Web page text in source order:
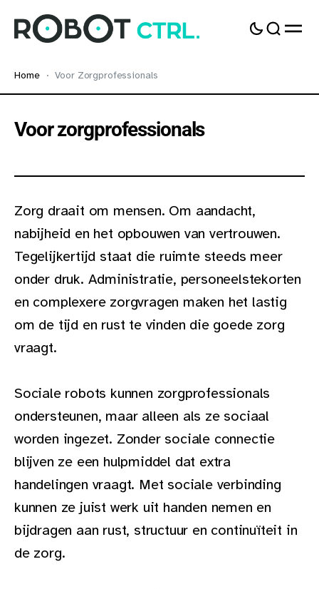
Home Voor Zorgprofessionals
Voor zorgprofessionals
Zorg draait om mensen. Om aandacht,
nabijheid en het opbouwen van vertrouwen.
Tegelijkertijd staat die ruimte steeds meer
onder druk. Administratie, personeelstekorten
en complexere zorgvragen maken het lastig
om de tijd en rust te vinden die goede zorg
vraagt.
Sociale robots kunnen zorgprofessionals
ondersteunen, maar alleen als ze sociaal
worden ingezet. Zonder sociale connectie
blijven ze een hulpmiddel dat extra
handelingen vraagt. Met sociale verbinding
kunnen ze juist werk uit handen nemen en
bijdragen aan rust, structuur en continuïteit in
de zorg.